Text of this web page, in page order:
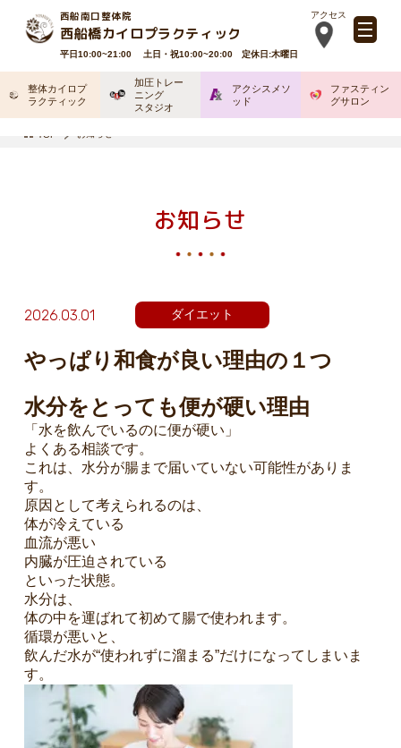
西船南口整体院
西船橋カイロプラクティック
アクセス
平日10:00~21:00 土日・祝10:00~20:00 定休日:木曜日
整体カイロプ
ラクティック
加圧トレー
ニング
スタジオ
アクシスメソ
ッド
ファスティン
グサロン
TOP お知らせ
お知らせ
2026.03.01 ダイエット
やっぱり和食が良い理由の１つ
水分をとっても便が硬い理由
「水を飲んでいるのに便が硬い」
よくある相談です。
これは、水分が腸まで届いていない可能性がありま
す。
原因として考えられるのは、
体が冷えている
血流が悪い
内臓が圧迫されている
といった状態。
水分は、
体の中を運ばれて初めて腸で使われます。
循環が悪いと、
飲んだ水が“使われずに溜まる”だけになってしまいま
す。